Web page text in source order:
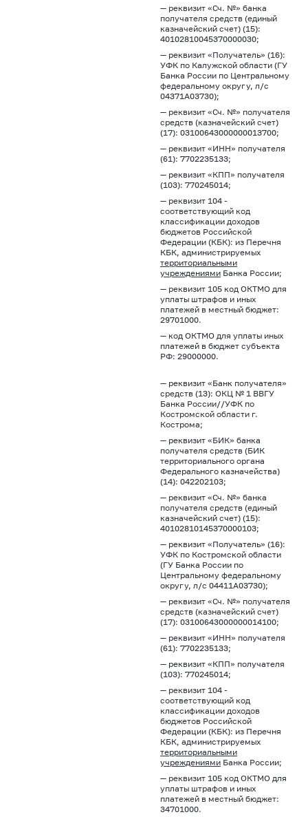
— реквизит «Сч. №» банка
получателя средств (единый
казначейский счет) (15):
40102810045370000030;
— реквизит «Получатель» (16):
УФК по Калужской области (ГУ
Банка России по Центральному
федеральному округу, л/с
04371А03730);
— реквизит «Сч. №» получателя
средств (казначейский счет)
(17): 03100643000000013700;
— реквизит «ИНН» получателя
(61): 7702235133;
— реквизит «КПП» получателя
(103): 770245014;
— реквизит 104 -
соответствующий код
классификации доходов
бюджетов Российской
Федерации (КБК): из Перечня
КБК, администрируемых
территориальными
учреждениями Банка России;
— реквизит 105 код ОКТМО для
уплаты штрафов и иных
платежей в местный бюджет:
29701000.
— код ОКТМО для уплаты иных
платежей в бюджет субъекта
РФ: 29000000.
— реквизит «Банк получателя»
средств (13): ОКЦ № 1 ВВГУ
Банка России//УФК по
Костромской области г.
Кострома;
— реквизит «БИК» банка
получателя средств (БИК
территориального органа
Федерального казначейства)
(14): 042202103;
— реквизит «Сч. №» банка
получателя средств (единый
казначейский счет) (15):
40102810145370000103;
— реквизит «Получатель» (16):
УФК по Костромской области
(ГУ Банка России по
Центральному федеральному
округу, л/с 04411А03730);
— реквизит «Сч. №» получателя
средств (казначейский счет)
(17): 03100643000000014100;
— реквизит «ИНН» получателя
(61): 7702235133;
— реквизит «КПП» получателя
(103): 770245014;
— реквизит 104 -
соответствующий код
классификации доходов
бюджетов Российской
Федерации (КБК): из Перечня
КБК, администрируемых
территориальными
учреждениями Банка России;
— реквизит 105 код ОКТМО для
уплаты штрафов и иных
платежей в местный бюджет:
34701000.